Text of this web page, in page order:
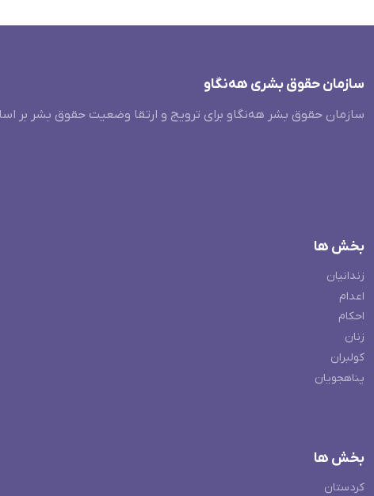
سازمان حقوق بشری هەنگاو
سازمان حقوق بشر هه‌نگاو برای ترویج و ارتقا وضعیت حقوق بشر بر
بخش ها
زندانیان
اعدام
احکام
زنان
کولبران
پناهجویان
بخش ها
کردستان